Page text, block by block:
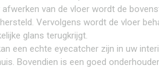
van de vloer wordt de
Vervolgens wordt de vloer
glans terugkrijgt.
een echte eyecatcher zijn in uw
Bovendien is een goed